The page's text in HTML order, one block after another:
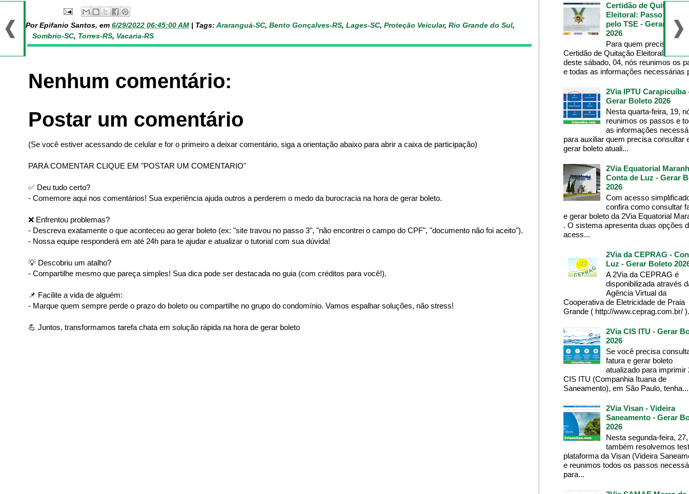
Por Epifanio Santos, em 6/29/2022 06:45:00 AM | Tags: Araranguá-SC, Bento Gonçalves-RS, Lages-SC, Proteção Veicular, Rio Grande do Sul,
Sombrio-SC, Torres-RS, Vacaria-RS
Nenhum comentário:
Postar um comentário
(Se você estiver acessando de celular e for o primeiro a deixar comentário, siga a orientação abaixo para abrir a caixa de participação)
PARA COMENTAR CLIQUE EM "POSTAR UM COMENTARIO"
✅ Deu tudo certo?
- Comemore aqui nos comentários! Sua experiência ajuda outros a perderem o medo da burocracia na hora de gerar boleto.
❌ Enfrentou problemas?
- Descreva exatamente o que aconteceu ao gerar boleto (ex: "site travou no passo 3", "não encontrei o campo do CPF", "documento não foi aceito").
- Nossa equipe responderá em até 24h para te ajudar e atualizar o tutorial com sua dúvida!
💡 Descobriu um atalho?
- Compartilhe mesmo que pareça simples! Sua dica pode ser destacada no guia (com créditos para você!).
📌 Facilite a vida de alguém:
- Marque quem sempre perde o prazo do boleto ou compartilhe no grupo do condomínio. Vamos espalhar soluções, não stress!
💪 Juntos, transformamos tarefa chata em solução rápida na hora de gerar boleto
Certidão de Quitação
Eleitoral: Passo a
pelo TSE - Gerar
2026
Para quem precisa da
Certidão de Quitação Eleitoral , na
deste sábado, 04, nós reunimos os
e todas as informações necessárias
2Via IPTU Carapicuíba
Gerar Boleto 2026
Nesta quarta-feira, 19,
reunimos os passos e
as informações
para auxiliar quem precisa consultar
gerar boleto atuali...
2Via Equatorial
Conta de Luz - Gerar
2026
Com acesso
confira como consultar
e gerar boleto da 2Via Equatorial
. O sistema apresenta duas opções
acess...
2Via da CEPRAG -
Luz - Gerar Boleto
A 2Via da CEPRAG é
disponibilizada através
Agência Virtual da
Cooperativa de Eletricidade de Praia
Grande ( http://www.ceprag.com.br/
2Via CIS ITU - Gerar
2026
Se você precisa
fatura e gerar boleto
atualizado para imprimir
CIS ITU (Companhia Ituana de
Saneamento), em São Paulo, tenha...
2Via Visan - Videira
Saneamento - Gerar
2026
Nesta segunda-feira,
também resolvemos
plataforma da Visan (Videira
e reunimos todos os passos
para...